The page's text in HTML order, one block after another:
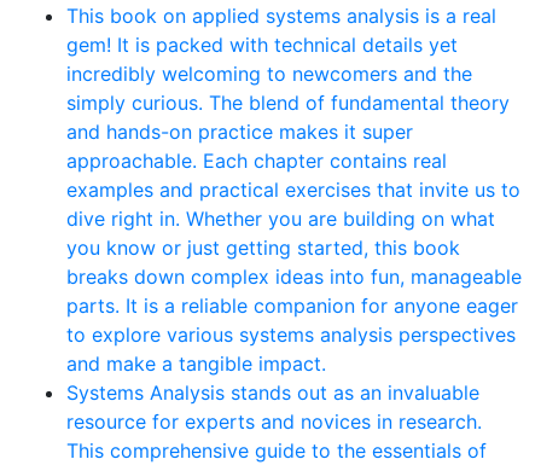
This book on applied systems analysis is a real
gem! It is packed with technical details yet
incredibly welcoming to newcomers and the
simply curious. The blend of fundamental theory
and hands-on practice makes it super
approachable. Each chapter contains real
examples and practical exercises that invite us to
dive right in. Whether you are building on what
you know or just getting started, this book
breaks down complex ideas into fun, manageable
parts. It is a reliable companion for anyone eager
to explore various systems analysis perspectives
and make a tangible impact.
Systems Analysis stands out as an invaluable
resource for experts and novices in research.
This comprehensive guide to the essentials of